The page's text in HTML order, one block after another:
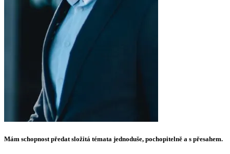
Mám schopnost předat složitá témata jednoduše, pochopitelně a s přesahem.